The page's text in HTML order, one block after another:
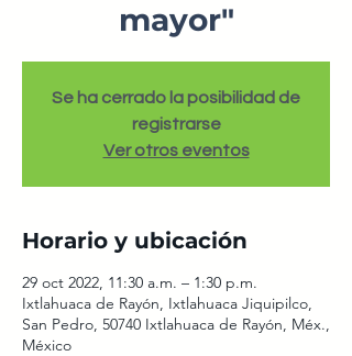
mayor"
Se ha cerrado la posibilidad de
registrarse
Ver otros eventos
Horario y ubicación
29 oct 2022, 11:30 a.m. – 1:30 p.m.
Ixtlahuaca de Rayón, Ixtlahuaca Jiquipilco,
San Pedro, 50740 Ixtlahuaca de Rayón, Méx.,
México